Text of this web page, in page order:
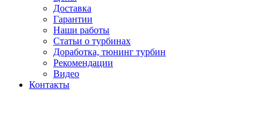
Доставка
Гарантии
Наши работы
Статьи о турбинах
Доработка, тюнинг турбин
Рекомендации
Видео
Контакты